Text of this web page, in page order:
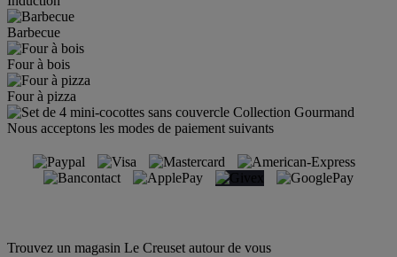
Barbecue
Four à bois
Four à pizza
Nous acceptons les modes de paiement suivants
Trouvez un magasin Le Creuset autour de vous